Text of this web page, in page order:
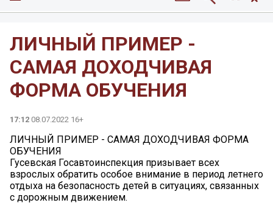
ЛИЧНЫЙ ПРИМЕР -
САМАЯ ДОХОДЧИВАЯ
ФОРМА ОБУЧЕНИЯ
17:12 08.07.2022 16+
ЛИЧНЫЙ ПРИМЕР - САМАЯ ДОХОДЧИВАЯ ФОРМА
ОБУЧЕНИЯ
Гусевская Госавтоинспекция призывает всех
взрослых обратить особое внимание в период летнего
отдыха на безопасность детей в ситуациях, связанных
с дорожным движением.